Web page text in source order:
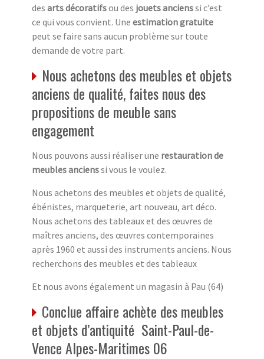
des arts décoratifsou des jouets ancienssi c’est
ce qui vous convient. Une estimation gratuite
peut se faire sans aucun problème sur toute
demande de votre part.
Nous achetons des meubles et objets
anciens de qualité, faites nous des
propositions de meuble sans
engagement
Nous pouvons aussi réaliser une restauration de
meubles ancienssi vous le voulez.
Nous achetons des meubles et objets de qualité,
ébénistes, marqueterie, art nouveau, art déco.
Nous achetons des tableaux et des œuvres de
maîtres anciens, des œuvres contemporaines
après 1960 et aussi des instruments anciens. Nous
recherchons des meubles et des tableaux
Et nous avons également un magasin à Pau (64)
Conclue affaire achète des meubles
et objets d’antiquité Saint-Paul-de-
Vence Alpes-Maritimes 06